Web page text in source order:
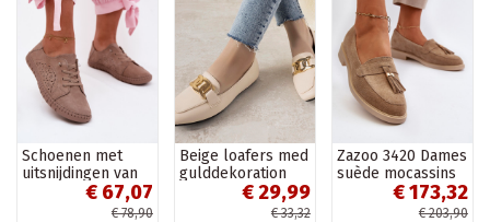
Schoenen met
uitsnijdingen van
faux suede in
zandkleur Flaria
€ 67,07
€ 78,90
Beige loafers med
gulddekoration
€ 29,99
€ 33,32
Zazoo 3420 Dames
suède mocassins
met brede hakken
€ 173,32
€ 203,90